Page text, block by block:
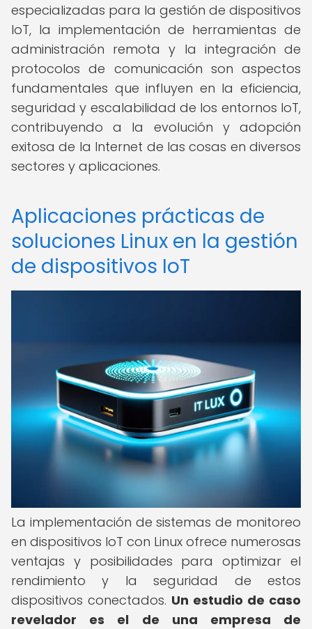
especializadas para la gestión de dispositivos
IoT, la implementación de herramientas de
administración remota y la integración de
protocolos de comunicación son aspectos
fundamentales que influyen en la eficiencia,
seguridad y escalabilidad de los entornos IoT,
contribuyendo a la evolución y adopción
exitosa de la Internet de las cosas en diversos
sectores y aplicaciones.
Aplicaciones prácticas de
soluciones Linux en la gestión
de dispositivos IoT
La implementación de sistemas de monitoreo
en dispositivos IoT con Linux ofrece numerosas
ventajas y posibilidades para optimizar el
rendimiento y la seguridad de estos
dispositivos conectados. Un estudio de caso
revelador es el de una empresa de